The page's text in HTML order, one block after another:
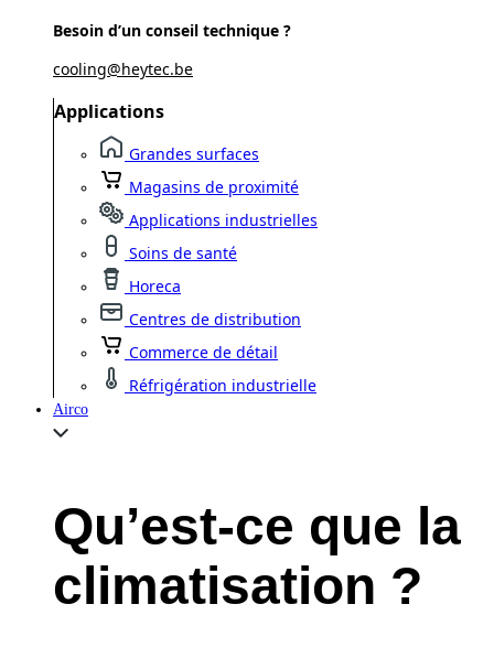
Besoin d’un conseil technique ?
cooling@heytec.be
Applications
Grandes surfaces
Magasins de proximité
Applications industrielles
Soins de santé
Horeca
Centres de distribution
Commerce de détail
Réfrigération industrielle
Airco
Qu’est-ce que la
climatisation ?